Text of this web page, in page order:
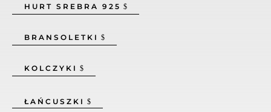
HURT SREBRA 925
BRANSOLETKI
KOLCZYKI
ŁAŃCUSZKI